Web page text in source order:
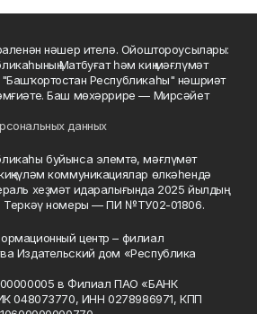
нәшер ителә. Ойоштороусылары:
Матбуғат һәм киң мәғлүмәт
Республикаһы" нәшриәт
Баш мөхәррире — Мирсәйет
данных
буйынса элемтә, мәғлүмәт
коммуникациялар өлкәһендә
хеҙмәт идаралығында 2025 йылдың
Теркәү номеры — ПИ №ТУ02-01806.
центр – филиал
Издательский дом «Республика
в Филиал ПАО «БАНК
048073770, ИНН 0278986971, КПП